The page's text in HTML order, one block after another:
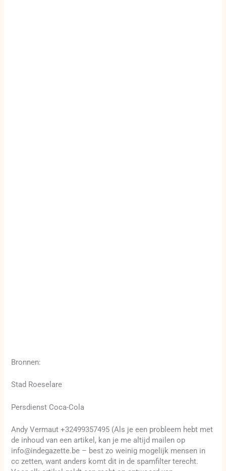
Bronnen:
Stad Roeselare
Persdienst Coca-Cola
Andy Vermaut +32499357495 (Als je een probleem hebt met
de inhoud van een artikel, kan je me altijd mailen op
info@indegazette.be – best zo weinig mogelijk mensen in
cc zetten, want anders komt dit in de spamfilter terecht.